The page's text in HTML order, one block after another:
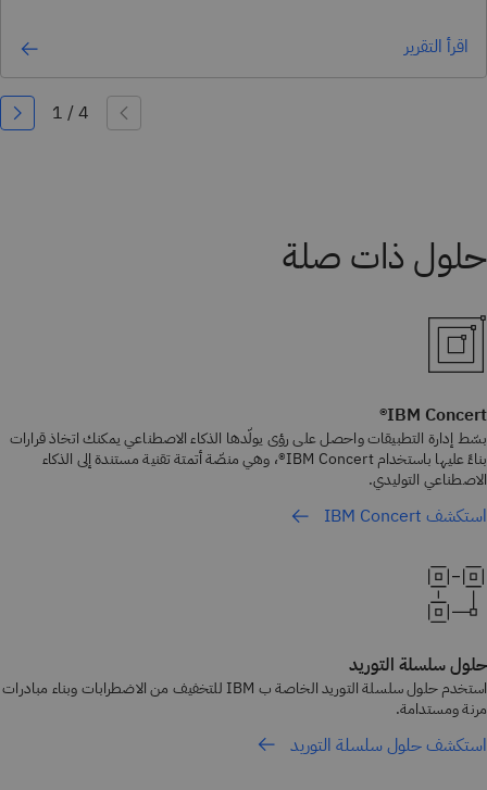
اقرأ التقرير
IBM Concert®
بسّط إدارة التطبيقات واحصل على رؤى يولّدها الذكاء الاصطناعي يمكنك اتخاذ قرارات
بناءً عليها باستخدام IBM Concert®، وهي منصّة أتمتة تقنية مستندة إلى الذكاء
الاصطناعي التوليدي.
استكشف IBM Concert
حلول سلسلة التوريد
استخدم حلول سلسلة التوريد الخاصة ب IBM للتخفيف من الاضطرابات وبناء مبادرات
مرنة ومستدامة.
استكشف حلول سلسلة التوريد